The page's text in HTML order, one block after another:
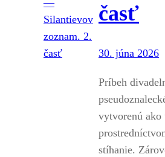
časť
30. júna 2026
Príbeh
vytvorenú ako
stíhanie.